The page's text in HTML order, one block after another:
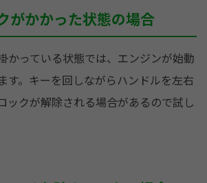
がかかった状態の場合
かっている状態では、エンジンが始動
す。キーを回しながらハンドルを左右
ックが解除される場合があるので試し